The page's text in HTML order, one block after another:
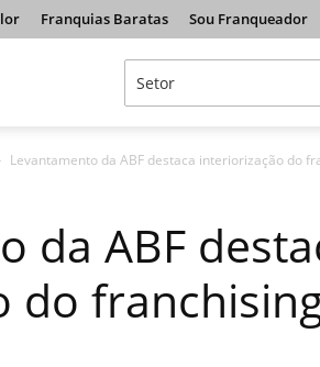
Franquias Baratas Sou Franqueador
Levantamento da ABF destaca interiorização do
da ABF
do